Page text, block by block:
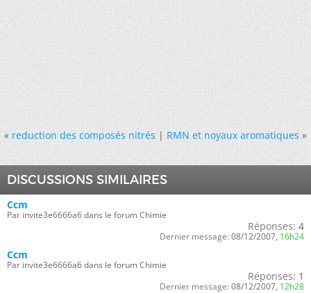
« reduction des composés nitrés|RMN et noyaux aromatiques »
DISCUSSIONS SIMILAIRES
Ccm
Par invite3e6666a6 dans le forum Chimie
Réponses: 4
Dernier message: 08/12/2007, 16h24
Ccm
Par invite3e6666a6 dans le forum Chimie
Réponses: 1
Dernier message: 08/12/2007, 12h28